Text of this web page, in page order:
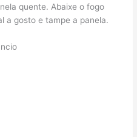
quente. Abaixe o fogo
a gosto e tampe a panela.